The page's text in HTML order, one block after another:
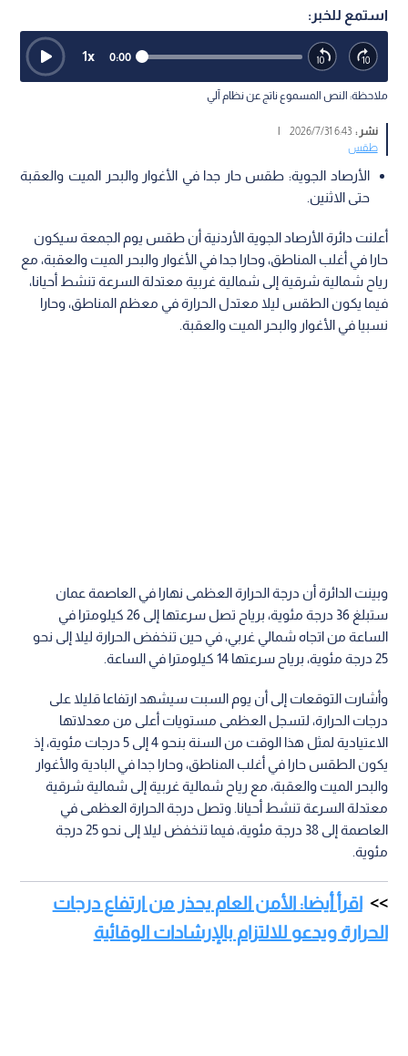
استمع للخبر:
0:00
1x
ملاحظة: النص المسموع ناتج عن نظام آلي
نشر :6:43 2026/7/31
طقس
الأرصاد الجوية: طقس حار جدا في الأغوار والبحر الميت والعقبة
حتى الاثنين.
أعلنت دائرة الأرصاد الجوية الأردنية أن طقس يوم الجمعة سيكون
حارا في أغلب المناطق، وحارا جدا في الأغوار والبحر الميت والعقبة، مع
رياح شمالية شرقية إلى شمالية غربية معتدلة السرعة تنشط أحيانا،
فيما يكون الطقس ليلا معتدل الحرارة في معظم المناطق، وحارا
نسبيا في الأغوار والبحر الميت والعقبة.
وبينت الدائرة أن درجة الحرارة العظمى نهارا في العاصمة عمان
ستبلغ 36 درجة مئوية، برياح تصل سرعتها إلى 26 كيلومترا في
الساعة من اتجاه شمالي غربي، في حين تنخفض الحرارة ليلا إلى نحو
25 درجة مئوية، برياح سرعتها 14 كيلومترا في الساعة.
وأشارت التوقعات إلى أن يوم السبت سيشهد ارتفاعا قليلا على
درجات الحرارة، لتسجل العظمى مستويات أعلى من معدلاتها
الاعتيادية لمثل هذا الوقت من السنة بنحو 4 إلى 5 درجات مئوية، إذ
يكون الطقس حارا في أغلب المناطق، وحارا جدا في البادية والأغوار
والبحر الميت والعقبة، مع رياح شمالية غربية إلى شمالية شرقية
معتدلة السرعة تنشط أحيانا. وتصل درجة الحرارة العظمى في
العاصمة إلى 38 درجة مئوية، فيما تنخفض ليلا إلى نحو 25 درجة
مئوية.
اقرأ أيضا: الأمن العام يحذر من ارتفاع درجات
الحرارة ويدعو للالتزام بالإرشادات الوقائية